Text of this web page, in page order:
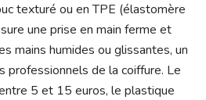
texturé ou en TPE (élastomère
une prise en main ferme et
mains humides ou glissantes, un
professionnels de la coiffure. Le
5 et 15 euros, le plastique